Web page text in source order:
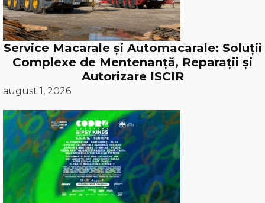
Service Macarale și Automacarale: Soluții
Complexe de Mentenanță, Reparații și
Autorizare ISCIR
august 1, 2026